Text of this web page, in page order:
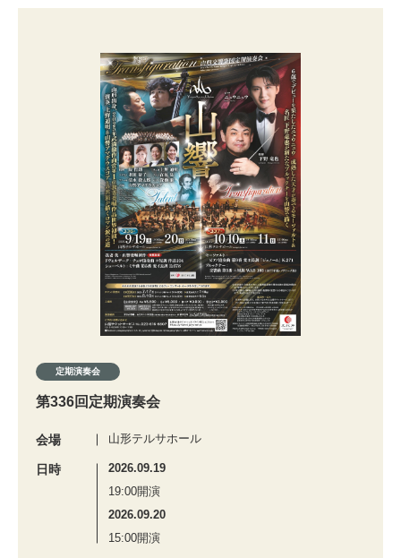
定期演奏会
第336回定期演奏会
会場 山形テルサホール
日時
2026.09.19
19:00開演
2026.09.20
15:00開演